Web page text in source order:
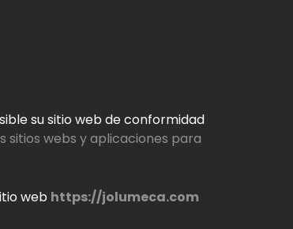
su sitio web de conformidad
sitios webs y aplicaciones para
web https://jolumeca.com